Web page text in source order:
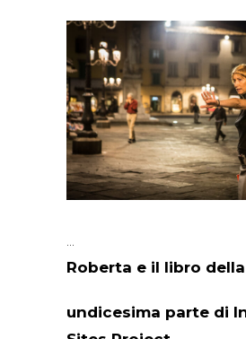
Roberta e il libro
undicesima parte di